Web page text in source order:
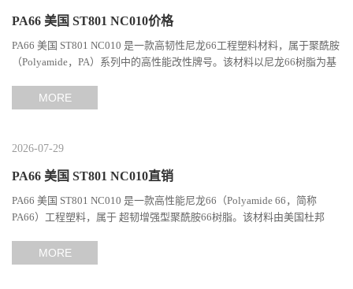
PA66 美国 ST801 NC010价格
PA66 美国 ST801 NC010 是一款高韧性尼龙66工程塑料材料，属于聚酰胺
（Polyamide，PA）系列中的高性能改性牌号。该材料以尼龙66树脂为基
MORE
2026-07-29
PA66 美国 ST801 NC010直销
PA66 美国 ST801 NC010 是一款高性能尼龙66（Polyamide 66，简称
PA66）工程塑料，属于 超韧增强型聚酰胺66树脂。该材料由美国杜邦
MORE